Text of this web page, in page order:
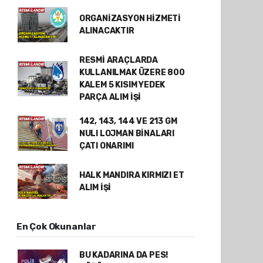
ORGANİZASYON HİZMETİ
ALINACAKTIR
RESMİ ARAÇLARDA
KULLANILMAK ÜZERE 800
KALEM 5 KISIM YEDEK
PARÇA ALIM İŞİ
142, 143, 144 VE 213 GM
NULI LOJMAN BİNALARI
ÇATI ONARIMI
HALK MANDIRA KIRMIZI ET
ALIM İŞİ
En Çok Okunanlar
BU KADARINA DA PES!